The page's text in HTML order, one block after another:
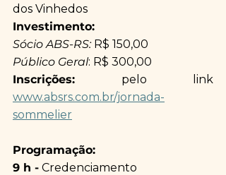
dos Vinhedos
​​Investimento:
Sócio ABS-RS: R$ 150,00
Público Geral: R$ 300,00​
Inscrições:
www.absrs.com.br/jornada-
sommelier
Programação:
9 h - Credenciamento